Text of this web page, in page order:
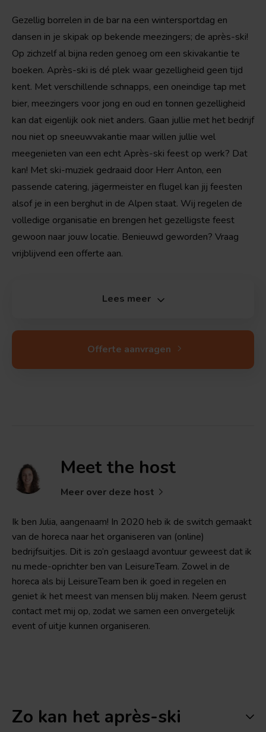
Gezellig borrelen in de bar na een wintersportdag en
dansen in je skipak op bekende meezingers; de après-ski!
Op zichzelf al bijna reden genoeg om een skivakantie te
boeken. Après-ski is dé plek waar gezelligheid geen tijd
kent. Met verschillende schnapps, een oneindige tap met
bier, meezingers voor jong en oud en tonnen gezelligheid
kan dat eigenlijk ook niet anders. Gaan jullie met het bedrijf
nou niet op sneeuwvakantie maar willen jullie wel
meegenieten van een echt Après-ski feest op werk? Dat
kan! Met ski-muziek gedraaid door Herr Anton, een
passende catering, jägermeister en flugel kan jij feesten
alsof je in een berghut in de Alpen staat. Wij regelen de
volledige organisatie en brengen het gezelligste feest
gewoon naar jouw locatie. Benieuwd geworden? Vraag
vrijblijvend een offerte aan.
Lees meer
Offerte aanvragen
Meet the host
Meer over deze host
Ik ben Julia, aangenaam! In 2020 heb ik de switch gemaakt
van de horeca naar het organiseren van (online)
bedrijfsuitjes. Dit is zo’n geslaagd avontuur geweest dat ik
nu mede-oprichter ben van LeisureTeam. Zowel in de
horeca als bij LeisureTeam ben ik goed in regelen en
geniet ik het meest van mensen blij maken. Neem gerust
contact met mij op, zodat we samen een onvergetelijk
event of uitje kunnen organiseren.
Zo kan het après-ski